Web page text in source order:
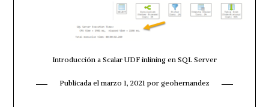
Introducción a Scalar UDF inlining en SQL Server
Publicada elmarzo 1, 2021 por geohernandez